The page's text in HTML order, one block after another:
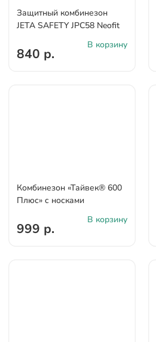
Защитный комбинезон
JETA SAFETY JPC58 Neofit
840 р.
В корзину
Комбинезон «Тайвек® 600
Плюс» c носками
999 р.
В корзину